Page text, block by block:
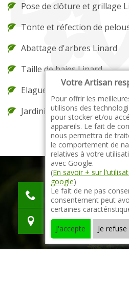
Pose de clôture et grillage
Tonte et réfection de
Abattage d'arbres Linard
Taille de haies Linard
Elagueur Linard
Jardinier Linard
indisponible
indisponible
indisponible
Votre Artisan
Pour offrir les
utilisons des
pour stocker et/ou
appareils. Le fait de
nous permettra de
le comportement de
relatives à votre
avec Google.
(En savoir + sur
google)
Le fait de ne pas
consentement peut
certaines
J'accepte
Je refuse